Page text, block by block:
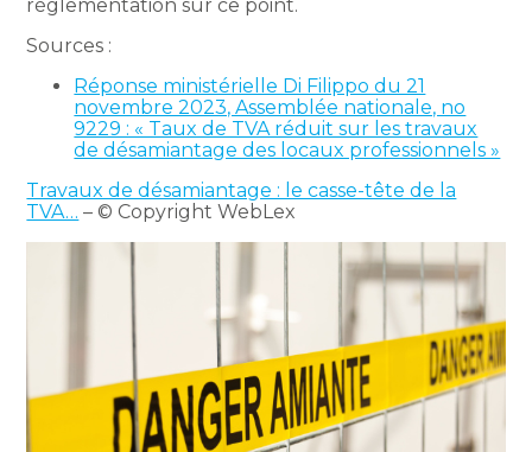
réglementation sur ce point.
Sources :
Réponse ministérielle Di Filippo du 21
novembre 2023, Assemblée nationale, no
9229 : « Taux de TVA réduit sur les travaux
de désamiantage des locaux professionnels »
Travaux de désamiantage : le casse-tête de la
TVA… – © Copyright WebLex